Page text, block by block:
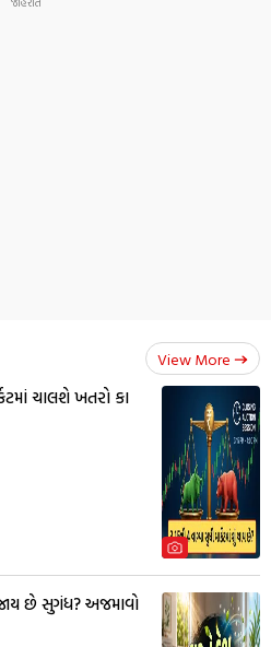
View More
ચાલશે ખતરો કા
છે સુગંધ? અજમાવો